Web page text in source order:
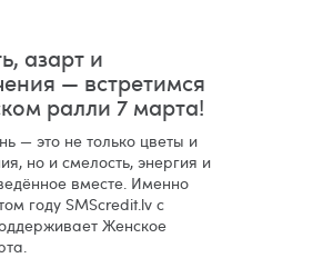
азарт и
— встретимся
ралли 7 марта!
— это не только цветы и
но и смелость, энергия и
вместе. Именно
году SMScredit.lv с
Женское